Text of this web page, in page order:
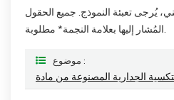
يُرجى تعبئة النموذج. جميع الحقول
موضوع :